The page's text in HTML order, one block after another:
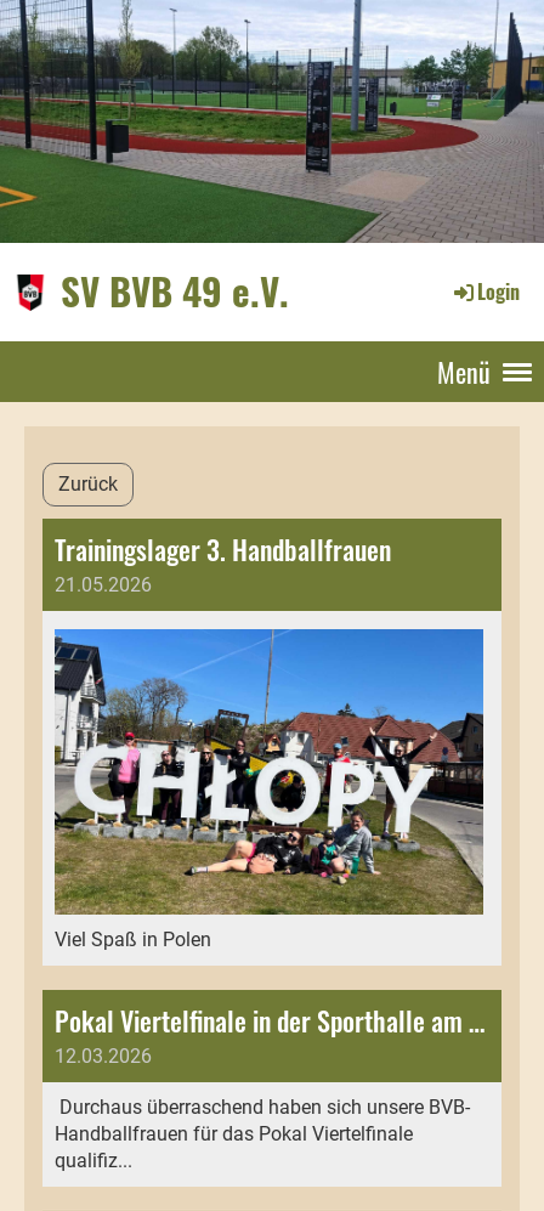
SV BVB 49 e.V. Login
Menü
Zurück
Trainingslager 3. Handballfrauen
21.05.2026
Viel Spaß in Polen
Pokal Viertelfinale in der Sporthalle am Anton-Saefkow-Platz
12.03.2026
Durchaus überraschend haben sich unsere BVB-
Handballfrauen für das Pokal Viertelfinale
qualifiz...